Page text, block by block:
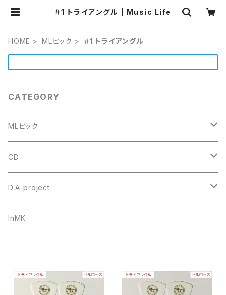
＃1 トライアングル | Music Life
HOME MLピック ＃1 トライアングル
CATEGORY
MLピック
#4 ミニトライアングル
セルロース
ポリアセタール
ウルテム
Triangle トライアングル オニギリ
JAZZ XL ジャズ
＃1 トライアングル
ポリアセタール
セルロース
＃7 スモールティアドロップ
CD
トゥクトゥクスキップ
goh
D.A-project
オリジナル
シールド
InMK